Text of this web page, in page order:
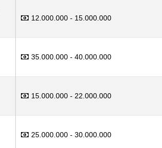
12.000.000 - 15.000.000
35.000.000 - 40.000.000
15.000.000 - 22.000.000
25.000.000 - 30.000.000